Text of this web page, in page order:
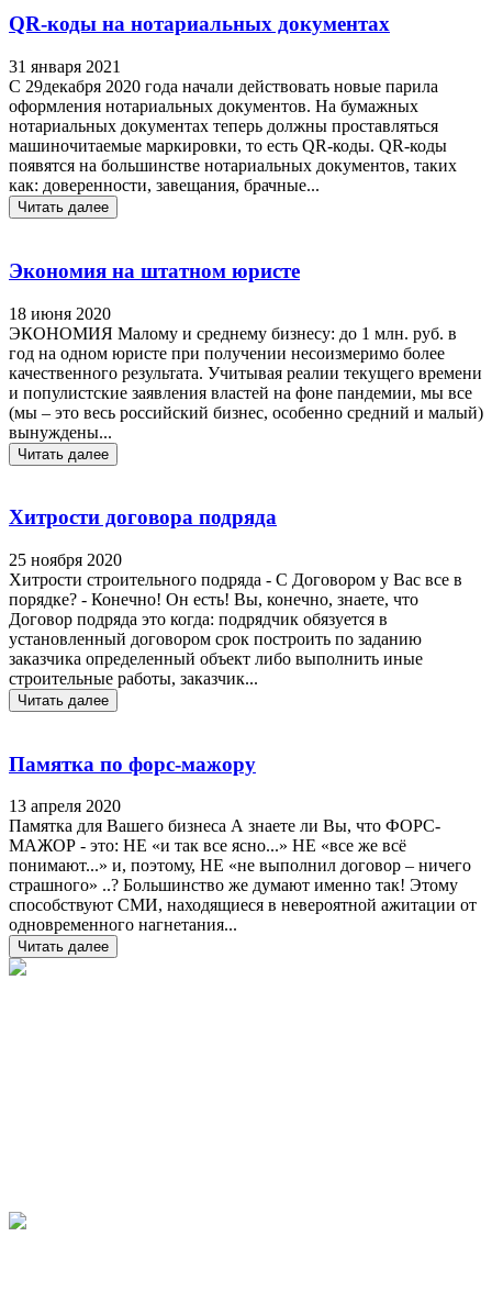
QR-коды на нотариальных документах
31 января 2021
С 29декабря 2020 года начали действовать новые парила
оформления нотариальных документов. На бумажных
нотариальных документах теперь должны проставляться
машиночитаемые маркировки, то есть QR-коды. QR-коды
появятся на большинстве нотариальных документов, таких
как: доверенности, завещания, брачные...
Читать далее
Экономия на штатном юристе
18 июня 2020
ЭКОНОМИЯ Малому и среднему бизнесу: до 1 млн. руб. в
год на одном юристе при получении несоизмеримо более
качественного результата. Учитывая реалии текущего времени
и популистские заявления властей на фоне пандемии, мы все
(мы – это весь российский бизнес, особенно средний и малый)
вынуждены...
Читать далее
Хитрости договора подряда
25 ноября 2020
Хитрости строительного подряда - С Договором у Вас все в
порядке? - Конечно! Он есть! Вы, конечно, знаете, что
Договор подряда это когда: подрядчик обязуется в
установленный договором срок построить по заданию
заказчика определенный объект либо выполнить иные
строительные работы, заказчик...
Читать далее
Памятка по форс-мажору
13 апреля 2020
Памятка для Вашего бизнеса А знаете ли Вы, что ФОРС-
МАЖОР - это: НЕ «и так все ясно...» НЕ «все же всё
понимают...» и, поэтому, НЕ «не выполнил договор – ничего
страшного» ..? Большинство же думают именно так! Этому
способствуют СМИ, находящиеся в невероятной ажитации от
одновременного нагнетания...
Читать далее